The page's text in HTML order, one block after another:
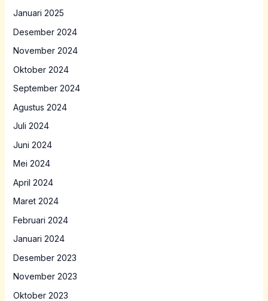
Januari 2025
Desember 2024
November 2024
Oktober 2024
September 2024
Agustus 2024
Juli 2024
Juni 2024
Mei 2024
April 2024
Maret 2024
Februari 2024
Januari 2024
Desember 2023
November 2023
Oktober 2023